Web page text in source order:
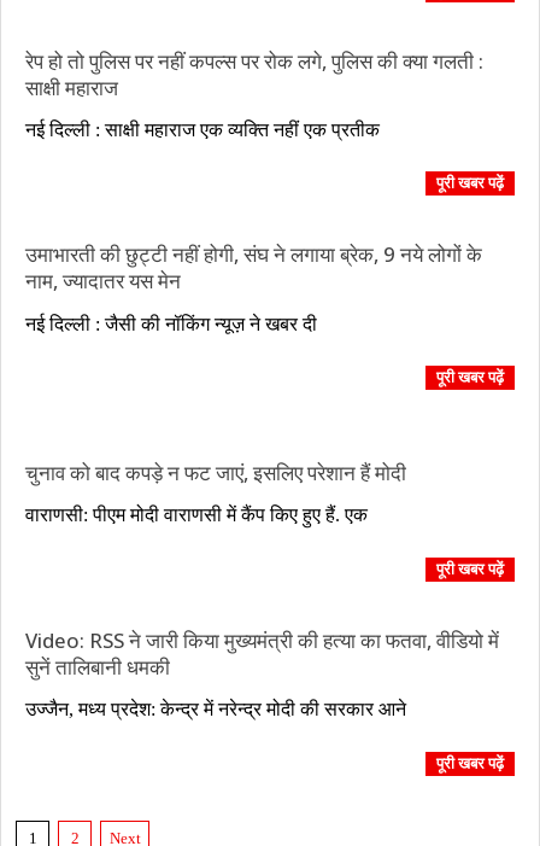
रेप हो तो पुलिस पर नहीं कपल्स पर रोक लगे, पुलिस की क्या गलती :
साक्षी महाराज
09-
नई दिल्ली : साक्षी महाराज एक व्यक्ति नहीं एक प्रतीक
पूरी खबर पढ़ें
उमाभारती की छुट्टी नहीं होगी, संघ ने लगाया ब्रेक, 9 नये लोगों के
नाम, ज्यादातर यस मेन
09-
नई दिल्ली : जैसी की नॉकिंग न्यूज़ ने खबर दी
पूरी खबर पढ़ें
चुनाव को बाद कपड़े न फट जाएं, इसलिए परेशान हैं मोदी
03-
वाराणसी: पीएम मोदी वाराणसी में कैंप किए हुए हैं. एक
पूरी खबर पढ़ें
Video: RSS ने जारी किया मुख्यमंत्री की हत्या का फतवा, वीडियो में
सुनें तालिबानी धमकी
03-
उज्जैन, मध्य प्रदेश: केन्द्र में नरेन्द्र मोदी की सरकार आने
पूरी खबर पढ़ें
Posts
1 2 Next